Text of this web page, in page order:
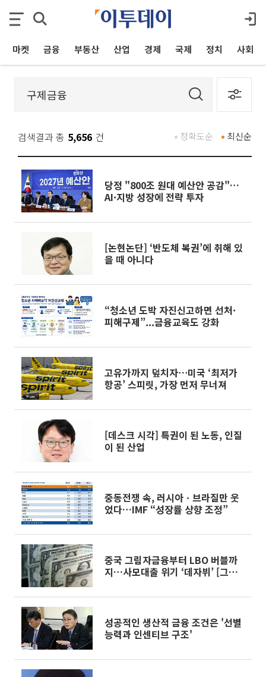
마켓 금융 부동산 산업 경제 국제 정치 사회
검색결과 총 5,656 건 최신순
정확도순
당정 "800조 원대 예산안 공감"…
AI·지방 성장에 전략 투자
[논현논단] ‘반도체 복권’에 취해 있
을 때 아니다
“청소년 도박 자진신고하면 선처·
피해구제”...금융교육도 강화
고유가까지 덮치자⋯미국 ‘최저가
항공’ 스피릿, 가장 먼저 무너져
[데스크 시각] 특권이 된 노동, 인질
이 된 산업
중동전쟁 속, 러시아ㆍ브라질만 웃
었다…IMF “성장률 상향 조정”
중국 그림자금융부터 LBO 버블까
지…사모대출 위기 ‘데자뷔’ [그림
성공적인 생산적 금융 조건은 '선별
능력과 인센티브 구조'